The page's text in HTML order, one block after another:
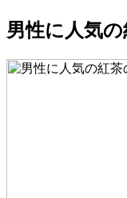
男性に人気